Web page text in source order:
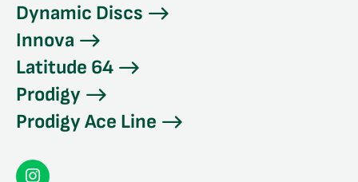
Dynamic Discs
Innova
Latitude 64
Prodigy
Prodigy Ace Line
Seconddisc